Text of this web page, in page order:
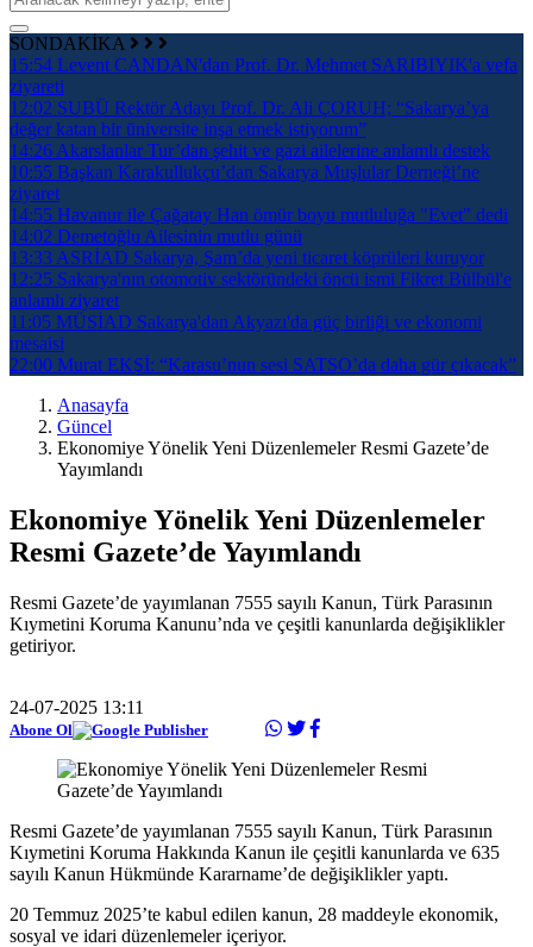
SONDAKİKA
15:54 Levent CANDAN'dan Prof. Dr. Mehmet SARIBIYIK'a vefa
ziyareti
12:02 SUBÜ Rektör Adayı Prof. Dr. Ali ÇORUH; “Sakarya’ya
değer katan bir üniversite inşa etmek istiyorum”
14:26 Akarslanlar Tur’dan şehit ve gazi ailelerine anlamlı destek
10:55 Başkan Karakullukçu’dan Sakarya Muşlular Derneği’ne
ziyaret
14:55 Havanur ile Çağatay Han ömür boyu mutluluğa "Evet" dedi
14:02 Demetoğlu Ailesinin mutlu günü
13:33 ASRİAD Sakarya, Şam’da yeni ticaret köprüleri kuruyor
12:25 Sakarya'nın otomotiv sektöründeki öncü ismi Fikret Bülbül'e
anlamlı ziyaret
11:05 MÜSİAD Sakarya'dan Akyazı'da güç birliği ve ekonomi
mesaisi
22:00 Murat EKŞİ: “Karasu’nun sesi SATSO’da daha gür çıkacak”
Anasayfa
Güncel
Ekonomiye Yönelik Yeni Düzenlemeler Resmi Gazete’de
Yayımlandı
Ekonomiye Yönelik Yeni Düzenlemeler
Resmi Gazete’de Yayımlandı
Resmi Gazete’de yayımlanan 7555 sayılı Kanun, Türk Parasının
Kıymetini Koruma Kanunu’nda ve çeşitli kanunlarda değişiklikler
getiriyor.
24-07-2025 13:11
Abone Ol
Resmi Gazete’de yayımlanan 7555 sayılı Kanun, Türk Parasının
Kıymetini Koruma Hakkında Kanun ile çeşitli kanunlarda ve 635
sayılı Kanun Hükmünde Kararname’de değişiklikler yaptı.
20 Temmuz 2025’te kabul edilen kanun, 28 maddeyle ekonomik,
sosyal ve idari düzenlemeler içeriyor.